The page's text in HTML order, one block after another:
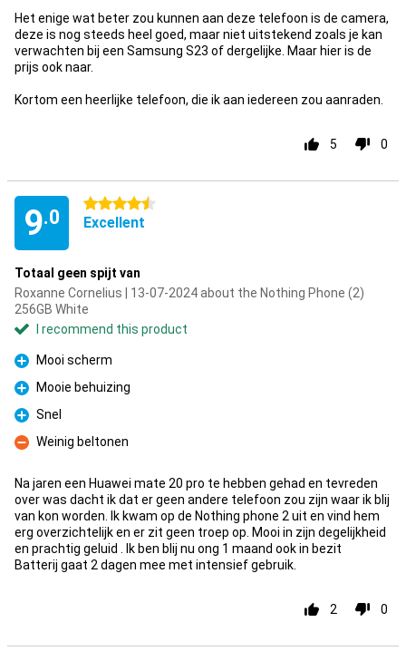
Het enige wat beter zou kunnen aan deze telefoon is de camera,
deze is nog steeds heel goed, maar niet uitstekend zoals je kan
verwachten bij een Samsung S23 of dergelijke. Maar hier is de
prijs ook naar.
Kortom een heerlijke telefoon, die ik aan iedereen zou aanraden.
5 0
9.0
4.5 stars
Excellent
Totaal geen spijt van
Roxanne Cornelius | 13-07-2024 about the Nothing Phone (2)
256GB White
I recommend this product
Pro
Mooi scherm
Pro
Mooie behuizing
Pro
Snel
Con
Weinig beltonen
Na jaren een Huawei mate 20 pro te hebben gehad en tevreden
over was dacht ik dat er geen andere telefoon zou zijn waar ik blij
van kon worden. Ik kwam op de Nothing phone 2 uit en vind hem
erg overzichtelijk en er zit geen troep op. Mooi in zijn degelijkheid
en prachtig geluid . Ik ben blij nu ong 1 maand ook in bezit
Batterij gaat 2 dagen mee met intensief gebruik.
2 0